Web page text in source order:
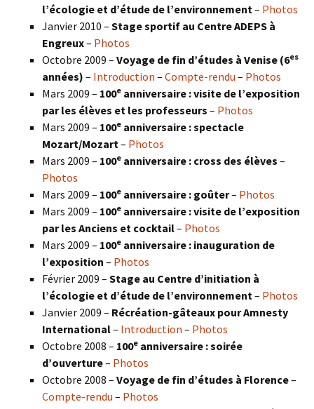
l’écologie et d’étude de l’environnement – Photos
Janvier 2010 – Stage sportif au Centre ADEPS à
Engreux– Photos
Octobre 2009 – Voyage de fin d’études à Venise (6es
années) – Introduction – Compte-rendu – Photos
Mars 2009 – 100e anniversaire : visite de l’exposition
par les élèves et les professeurs – Photos
Mars 2009 – 100e anniversaire : spectacle
Mozart/Mozart – Photos
Mars 2009 – 100e anniversaire : cross des élèves –
Photos
Mars 2009 – 100e anniversaire : goûter– Photos
Mars 2009 – 100e anniversaire : visite de l’exposition
par les Anciens et cocktail– Photos
Mars 2009 – 100e anniversaire : inauguration de
l’exposition – Photos
Février 2009 – Stage au Centre d’initiation à
l’écologie et d’étude de l’environnement – Photos
Janvier 2009 – Récréation-gâteaux pour Amnesty
International– Introduction – Photos
Octobre 2008 – 100e anniversaire : soirée
d’ouverture– Photos
Octobre 2008 – Voyage de fin d’études à Florence–
Compte-rendu – Photos